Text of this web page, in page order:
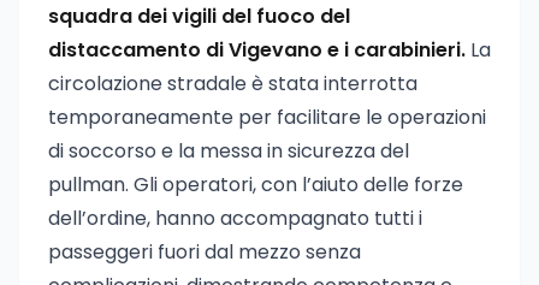
squadra dei vigili del fuoco del
distaccamento di Vigevano e i carabinieri. La
circolazione stradale è stata interrotta
temporaneamente per facilitare le operazioni
di soccorso e la messa in sicurezza del
pullman. Gli operatori, con l’aiuto delle forze
dell’ordine, hanno accompagnato tutti i
passeggeri fuori dal mezzo senza